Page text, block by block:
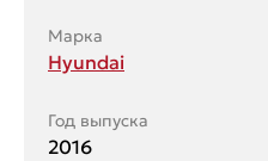
Марка
Hyundai
Год выпуска
2016